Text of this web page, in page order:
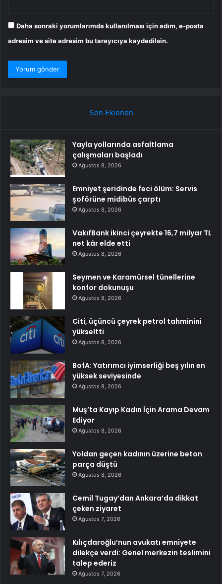
Daha sonraki yorumlarımda kullanılması için adım, e-posta
adresim ve site adresim bu tarayıcıya kaydedilsin.
Son Eklenen
Yayla yollarında asfaltlama
çalışmaları başladı
Ağustos 8, 2026
Emniyet şeridinde feci ölüm: Servis
şoförüne midibüs çarptı
Ağustos 8, 2026
VakıfBank ikinci çeyrekte 16,7 milyar TL
net kâr elde etti
Ağustos 8, 2026
Seymen ve Karamürsel tünellerine
konfor dokunuşu
Ağustos 8, 2026
Citi, üçüncü çeyrek petrol tahminini
yükseltti
Ağustos 8, 2026
BofA: Yatırımcı iyimserliği beş yılın en
yüksek seviyesinde
Ağustos 8, 2026
Muş’ta Kayıp Kadın İçin Arama Devam
Ediyor
Ağustos 8, 2026
Yoldan geçen kadının üzerine beton
parça düştü
Ağustos 8, 2026
Cemil Tugay’dan Ankara’da dikkat
çeken ziyaret
Ağustos 7, 2026
Kılıçdaroğlu’nun avukatı emniyete
dilekçe verdi: Genel merkezin teslimini
talep ederiz
Ağustos 7, 2026